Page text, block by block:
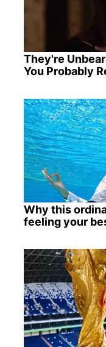
They're
You Probably
Why this
feeling your